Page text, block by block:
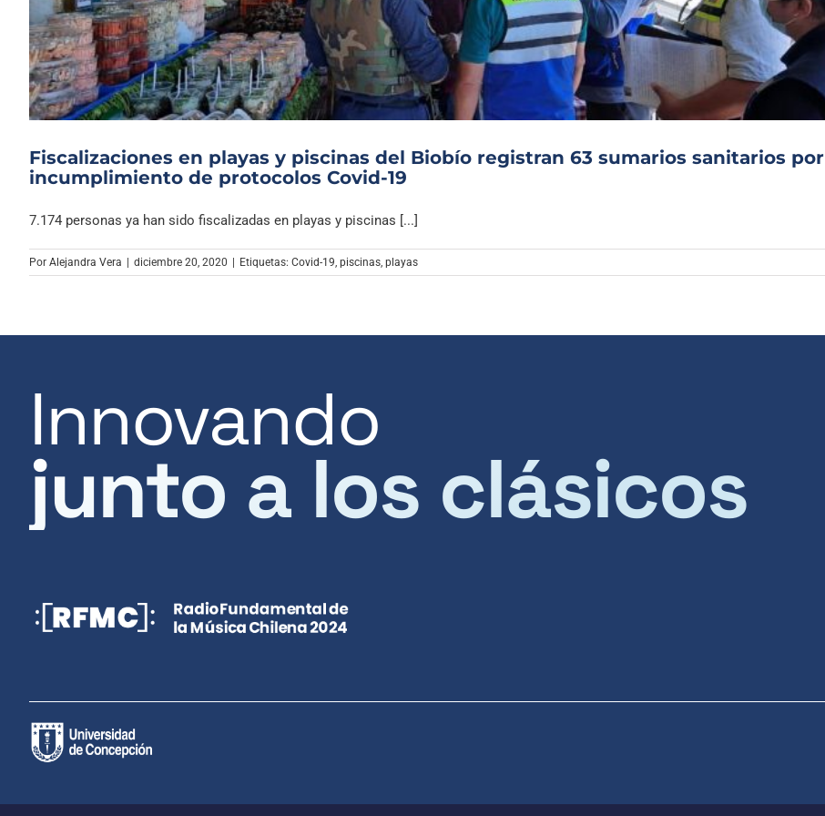
Archivo Sonoro
Fiscalizaciones en playas y piscinas del Biobío registran 63 sumarios sanitarios por
incumplimiento de protocolos Covid-19
7.174 personas ya han sido fiscalizadas en playas y piscinas [...]
Por Alejandra Vera diciembre 20, 2020 Etiquetas: Covid-19, piscinas, playas
Innovando
junto a los clásicos